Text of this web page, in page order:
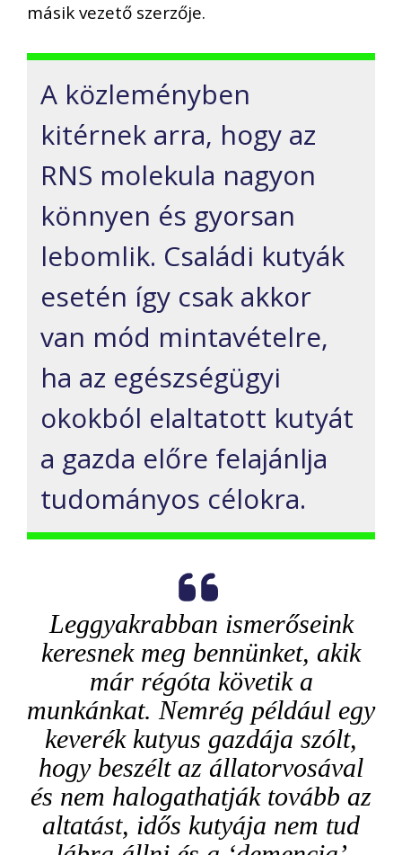
másik vezető szerzője.
A közleményben
kitérnek arra, hogy az
RNS molekula nagyon
könnyen és gyorsan
lebomlik. Családi kutyák
esetén így csak akkor
van mód mintavételre,
ha az egészségügyi
okokból elaltatott kutyát
a gazda előre felajánlja
tudományos célokra.
Leggyakrabban ismerőseink
keresnek meg bennünket, akik
már régóta követik a
munkánkat. Nemrég például egy
keverék kutyus gazdája szólt,
hogy beszélt az állatorvosával
és nem halogathatják tovább az
altatást, idős kutyája nem tud